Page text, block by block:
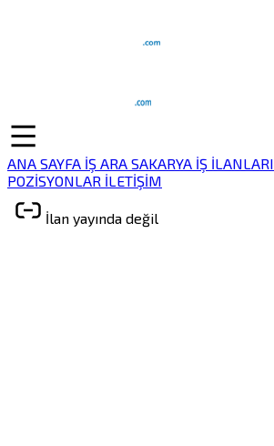
ANA SAYFA İŞ ARA SAKARYA İŞ İLANLARI
POZİSYONLAR İLETİŞİM
İlan yayında değil